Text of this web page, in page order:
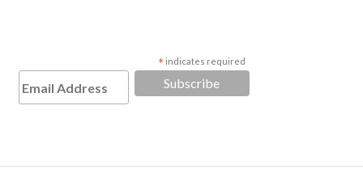
* indicates required